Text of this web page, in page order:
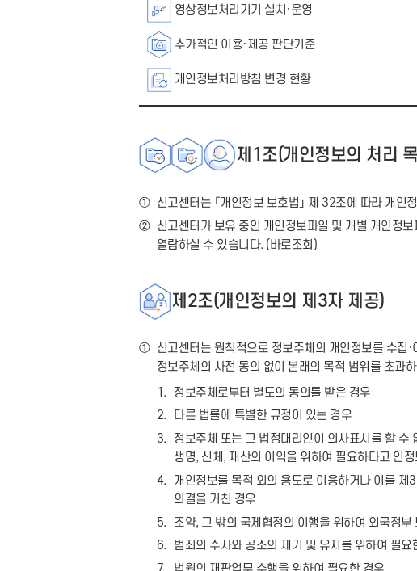
영상정보처리기기 설치·운영
추가적인 이용·제공 판단기준
개인정보처리방침 변경 현황
제1조(개인정보의 처리
① 신고센터는 「개인정보 보호법」 제 32조에 따라 개
② 신고센터가 보유 중인 개인정보파일 및 개별 개인정
열람하실 수 있습니다. ( 바로조회 )
제2조(개인정보의 제3자 제공)
① 신고센터는 원칙적으로 정보주체의 개인정보를 수집
정보주체의 사전 동의 없이 본래의 목적 범위를 초과
1.
정보주체로부터 별도의 동의를 받은 경우
2.
다른 법률에 특별한 규정이 있는 경우
3.
정보주체 또는 그 법정대리인이 의사표시를 할
생명, 신체, 재산의 이익을 위하여 필요하다고 인
4.
개인정보를 목적 외의 용도로 이용하거나 이를 제
의결을 거친 경우
5.
조약, 그 밖의 국제협정의 이행을 위하여 외국정
6.
범죄의 수사와 공소의 제기 및 유지를 위하여 필요